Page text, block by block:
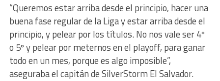
“Queremos estar arriba desde el principio, hacer una
buena fase regular de la Liga y estar arriba desde el
principio, y pelear por los títulos. No nos vale ser 4º
o 5º y pelear por meternos en el playoff, para ganar
todo en un mes, porque es algo imposible”,
aseguraba el capitán de SilverStorm El Salvador.